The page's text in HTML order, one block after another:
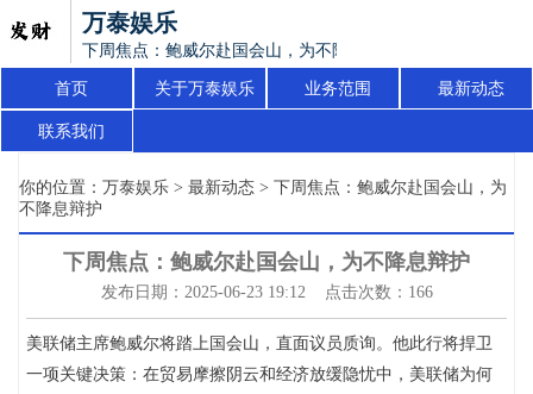
万泰娱乐
下周焦点：鲍威尔赴国会山，为不降息辩护
首页 关于万泰娱乐 业务范围 最新动态
联系我们
你的位置： 万泰娱乐 > 最新动态 > 下周焦点：鲍威尔赴国会山，为
不降息辩护
下周焦点：鲍威尔赴国会山，为不降息辩护
发布日期：2025-06-23 19:12 点击次数：166
美联储主席鲍威尔将踏上国会山，直面议员质询。他此行将捍卫
一项关键决策：在贸易摩擦阴云和经济放缓隐忧中，美联储为何